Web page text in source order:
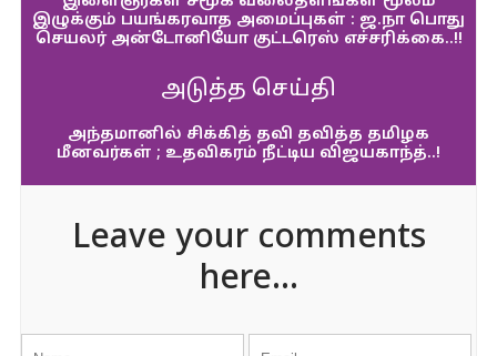
இழுக்கும் பயங்கரவாத அமைப்புகள் : ஜ.நா பொது
செயலர் அன்டோனியோ குட்டரெஸ் எச்சரிக்கை..!!
அடுத்த செய்தி
அந்தமானில் சிக்கித் தவி தவித்த தமிழக
மீனவர்கள் ; உதவிகரம் நீட்டிய விஜயகாந்த்..!
Leave your comments
here...